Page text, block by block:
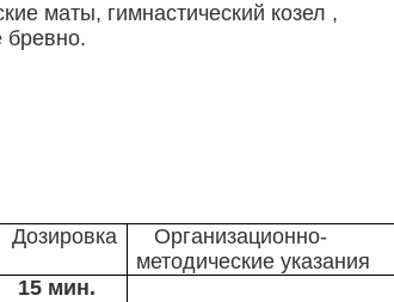
маты, гимнастический козел ,
бревно.
Дозировка
Организационно-
методические указания
15 мин.